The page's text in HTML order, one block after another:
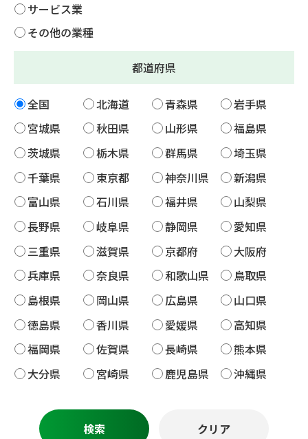
サービス業
その他の業種
都道府県
全国 北海道 青森県
岩手県
宮城県
秋田県 山形県
福島県
茨城県
栃木県 群馬県
埼玉県
千葉県
東京都 神奈川県
新潟県
富山県
石川県 福井県
山梨県
長野県
岐阜県 静岡県
愛知県
三重県
滋賀県 京都府
大阪府
兵庫県
奈良県 和歌山県
鳥取県
島根県
岡山県 広島県
山口県
徳島県
香川県 愛媛県
高知県
福岡県
佐賀県 長崎県
熊本県
大分県
宮崎県 鹿児島県 沖縄県